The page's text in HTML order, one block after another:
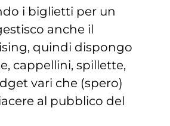
i biglietti per un
anche il
quindi dispongo
cappellini, spillette,
vari che (spero)
al pubblico del